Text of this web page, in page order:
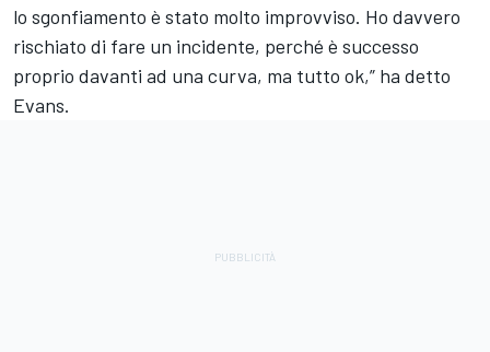
lo sgonfiamento è stato molto improvviso. Ho davvero
rischiato di fare un incidente, perché è successo
proprio davanti ad una curva, ma tutto ok,” ha detto
Evans.